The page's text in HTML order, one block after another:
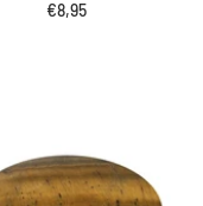
Angebotspreis
€8,95